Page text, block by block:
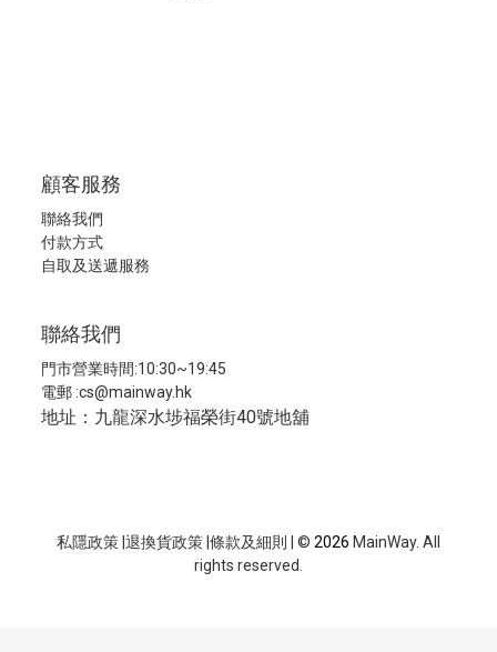
顧客服務
聯絡我們
付款方式
自取及送遞服務
聯絡我們
門市營業時間:10:30~19:45
電郵 :cs@mainway.hk
地址：九龍深水埗福榮街40號地舖
私隱政策 退換貨政策 條款及細則 | © 2026 MainWay. All
rights reserved.